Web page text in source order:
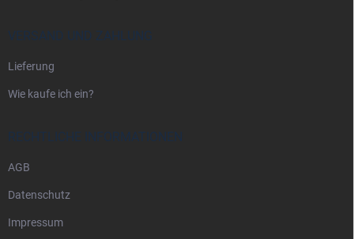
VERSAND UND ZAHLUNG
Lieferung
Wie kaufe ich ein?
RECHTLICHE INFORMATIONEN
AGB
Datenschutz
Impressum